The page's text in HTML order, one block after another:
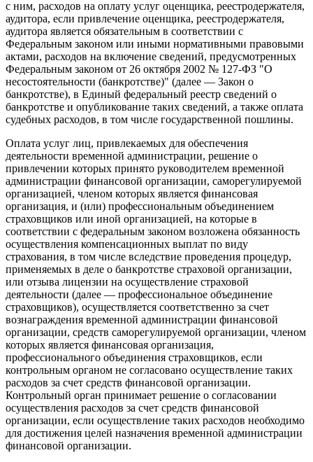
с ним, расходов на оплату услуг оценщика, реестродержателя,
аудитора, если привлечение оценщика, реестродержателя,
аудитора является обязательным в соответствии с
Федеральным законом или иными нормативными правовыми
актами, расходов на включение сведений, предусмотренных
Федеральным законом от 26 октября 2002 № 127-ФЗ "О
несостоятельности (банкротстве)" (далее — Закон о
банкротстве), в Единый федеральный реестр сведений о
банкротстве и опубликование таких сведений, а также оплата
судебных расходов, в том числе государственной пошлины.
Оплата услуг лиц, привлекаемых для обеспечения
деятельности временной администрации, решение о
привлечении которых принято руководителем временной
администрации финансовой организации, саморегулируемой
организацией, членом которых является финансовая
организация, и (или) профессиональным объединением
страховщиков или иной организацией, на которые в
соответствии с федеральным законом возложена обязанность
осуществления компенсационных выплат по виду
страхования, в том числе вследствие проведения процедур,
применяемых в деле о банкротстве страховой организации,
или отзыва лицензии на осуществление страховой
деятельности (далее — профессиональное объединение
страховщиков), осуществляется соответственно за счет
вознаграждения временной администрации финансовой
организации, средств саморегулируемой организации, членом
которых является финансовая организация,
профессионального объединения страховщиков, если
контрольным органом не согласовано осуществление таких
расходов за счет средств финансовой организации.
Контрольный орган принимает решение о согласовании
осуществления расходов за счет средств финансовой
организации, если осуществление таких расходов необходимо
для достижения целей назначения временной администрации
финансовой организации.